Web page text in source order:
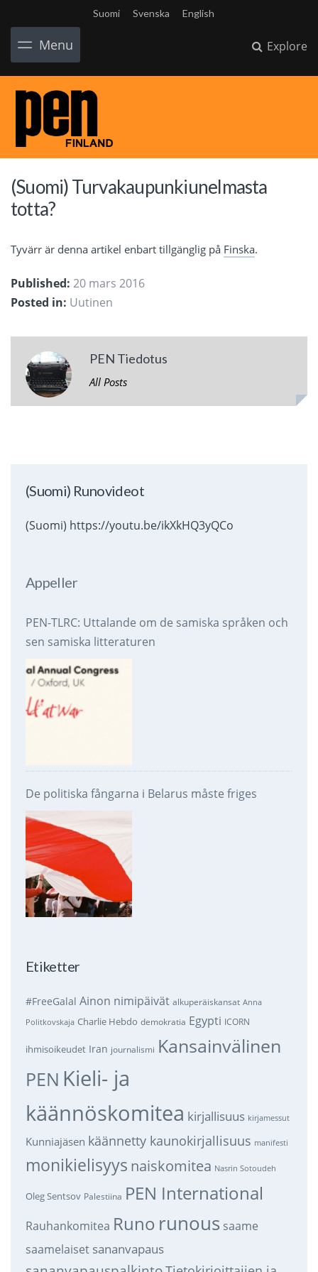
Suomi Svenska English
Menu Explore
(Suomi) Turvakaupunkiunelmasta
totta?
Tyvärr är denna artikel enbart tillgänglig på Finska.
Published: 20 mars 2016
Posted in: Uutinen
PEN Tiedotus
All Posts
(Suomi) Runovideot
(Suomi) https://youtu.be/ikXkHQ3yQCo
Appeller
PEN-TLRC: Uttalande om de samiska språken och
sen samiska litteraturen
De politiska fångarna i Belarus måste friges
Etiketter
#FreeGalal Ainon nimipäivät alkuperäiskansat Anna
Politkovskaja Charlie Hebdo demokratia Egypti ICORN
ihmisoikeudet Iran journalismi Kansainvälinen
PEN Kieli- ja
käännöskomitea kirjallisuus kirjamessut
Kunniajäsen käännetty kaunokirjallisuus manifesti
monikielisyys naiskomitea Nasrin Sotoudeh
Oleg Sentsov Palestiina PEN International
Rauhankomitea Runo runous saame
saamelaiset sananvapaus